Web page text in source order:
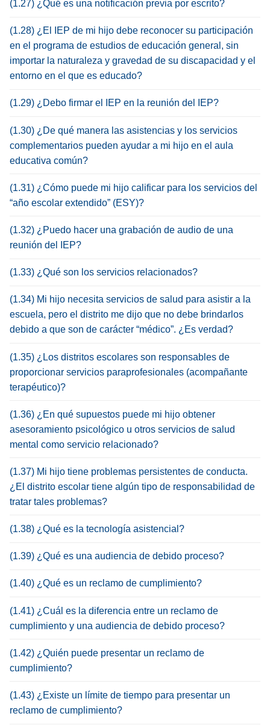
(1.27) ¿Qué es una notificación previa por escrito?
(1.28) ¿El IEP de mi hijo debe reconocer su participación
en el programa de estudios de educación general, sin
importar la naturaleza y gravedad de su discapacidad y el
entorno en el que es educado?
(1.29) ¿Debo firmar el IEP en la reunión del IEP?
(1.30) ¿De qué manera las asistencias y los servicios
complementarios pueden ayudar a mi hijo en el aula
educativa común?
(1.31) ¿Cómo puede mi hijo calificar para los servicios del
“año escolar extendido” (ESY)?
(1.32) ¿Puedo hacer una grabación de audio de una
reunión del IEP?
(1.33) ¿Qué son los servicios relacionados?
(1.34) Mi hijo necesita servicios de salud para asistir a la
escuela, pero el distrito me dijo que no debe brindarlos
debido a que son de carácter “médico”. ¿Es verdad?
(1.35) ¿Los distritos escolares son responsables de
proporcionar servicios paraprofesionales (acompañante
terapéutico)?
(1.36) ¿En qué supuestos puede mi hijo obtener
asesoramiento psicológico u otros servicios de salud
mental como servicio relacionado?
(1.37) Mi hijo tiene problemas persistentes de conducta.
¿El distrito escolar tiene algún tipo de responsabilidad de
tratar tales problemas?
(1.38) ¿Qué es la tecnología asistencial?
(1.39) ¿Qué es una audiencia de debido proceso?
(1.40) ¿Qué es un reclamo de cumplimiento?
(1.41) ¿Cuál es la diferencia entre un reclamo de
cumplimiento y una audiencia de debido proceso?
(1.42) ¿Quién puede presentar un reclamo de
cumplimiento?
(1.43) ¿Existe un límite de tiempo para presentar un
reclamo de cumplimiento?